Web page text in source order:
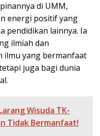
di UMM,
energi positif yang
pendidikan lainnya. Ia
ilmiah dan
yang bermanfaat
juga bagi dunia
Wisuda TK-
Tidak Bermanfaat!